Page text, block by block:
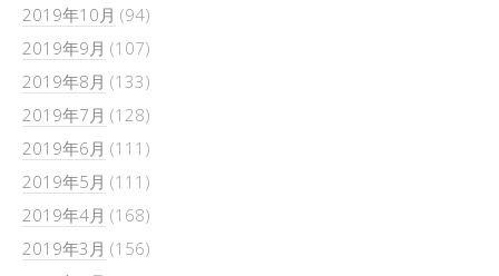
2019年10月 (94)
2019年9月 (107)
2019年8月 (133)
2019年7月 (128)
2019年6月 (111)
2019年5月 (111)
2019年4月 (168)
2019年3月 (156)